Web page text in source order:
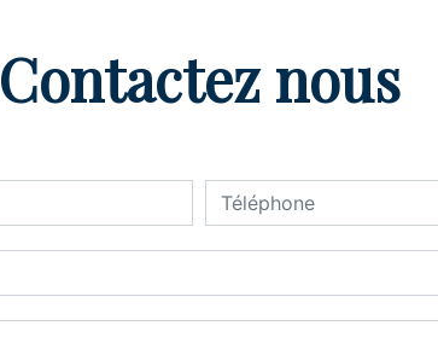
Contactez nous